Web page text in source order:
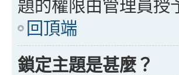
題的權限由管理員授
回頂端
鎖定主題是甚麼？